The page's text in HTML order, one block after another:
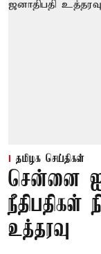
தமிழக செய்திகள்
சென்னை
நீதிபதிகள்
உத்தரவு